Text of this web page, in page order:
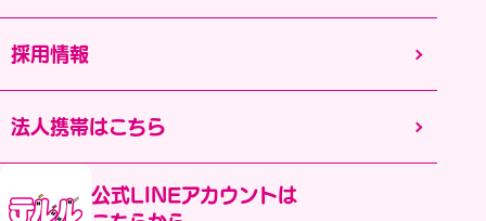
採用情報
法人携帯はこちら
公式LINEアカウントは